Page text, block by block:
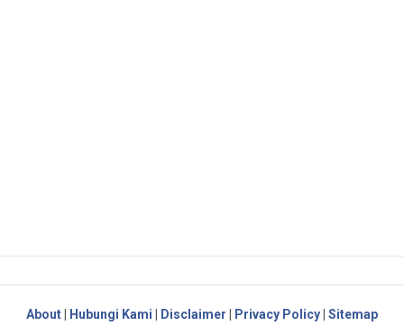
About Hubungi Kami Disclaimer Privacy Policy Sitemap